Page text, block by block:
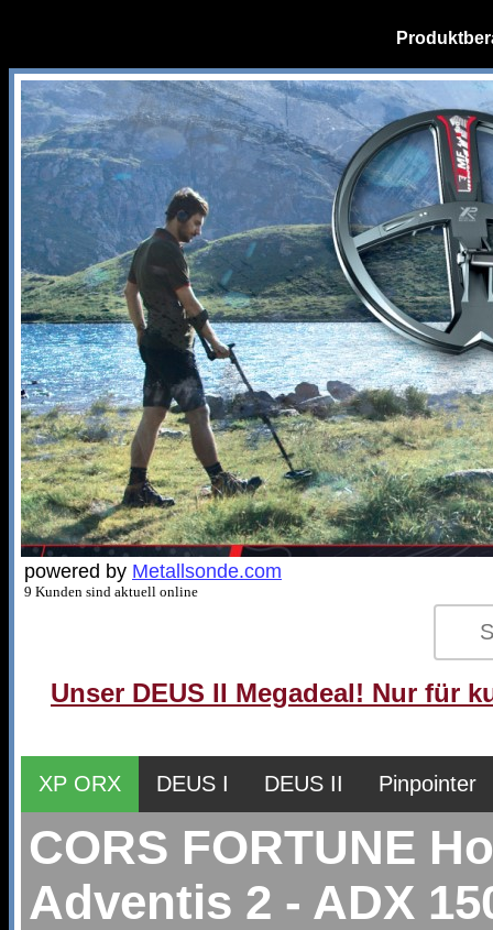
powered by Metallsonde.com
9 Kunden sind aktuell online
Unser DEUS II Megadeal! Nur für
XP ORX DEUS I DEUS II Pinpointer
CORS FORTUNE
Adventis 2 - ADX